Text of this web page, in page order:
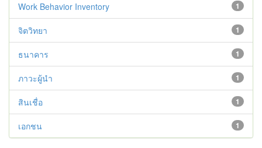
1
Work Behavior Inventory
1
จิตวิทยา
1
ธนาคาร
1
ภาวะผู้นำ
1
สินเชื่อ
1
เอกชน